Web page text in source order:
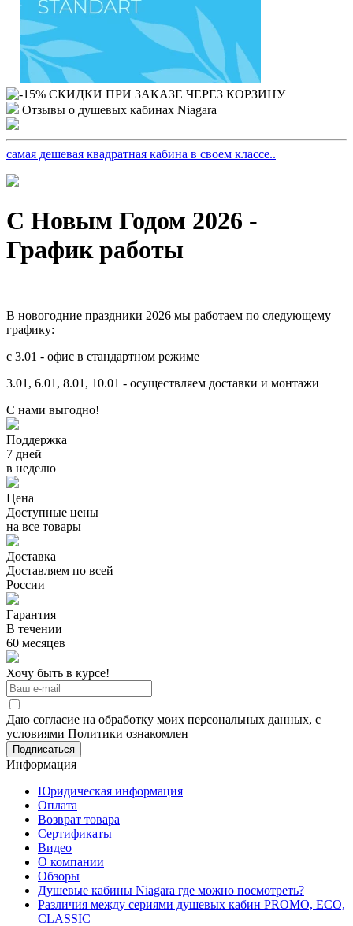
Отзывы о душевых кабинах Niagara
самая дешевая квадратная кабина в своем классе..
С Новым Годом 2026 -
График работы
В новогодние праздники 2026 мы работаем по следующему
графику:
с 3.01 - офис в стандартном режиме
3.01, 6.01, 8.01, 10.01 - осуществляем доставки и монтажи
С нами выгодно!
Поддержка
7 дней
в неделю
Цена
Доступные цены
на все товары
Доставка
Доставляем по всей
России
Гарантия
В течении
60 месяцев
Хочу быть в курсе!
Даю согласие на обработку моих персональных данных, с
условиями Политики ознакомлен
Информация
Юридическая информация
Оплата
Возврат товара
Сертификаты
Видео
О компании
Обзоры
Душевые кабины Niagara где можно посмотреть?
Различия между сериями душевых кабин PROMO, ECO,
CLASSIC